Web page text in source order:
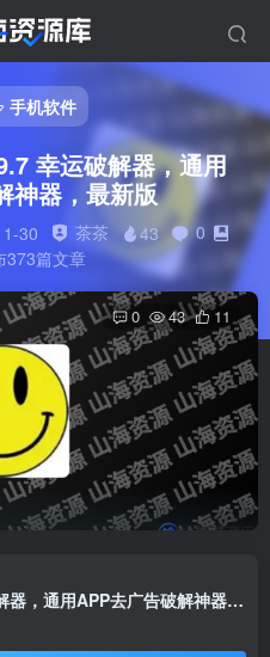
手机软件
幸运破解器，通用
神器，最新版
30 茶茶 43
0
373篇文章
0 43 11
Lucky Patcher v11.9.7 幸运破解器，通用APP去广告破解神器，最新版